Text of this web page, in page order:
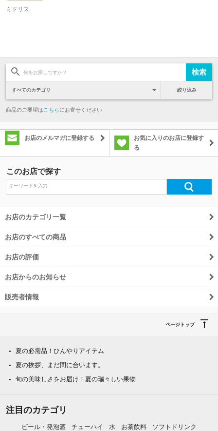
ミドリス
絞り込み
商品のご要望は こちらにお寄せください
お店のメルマガに登録する
お気に入りのお店に登録す
る
このお店で探す
お店のカテゴリ一覧
お店のすべての商品
お店の評価
お店からのお知らせ
販売者情報
ページトップ
夏の必需品！ひんやりアイテム
夏の挨拶、まだ間に合います。
旬の美味しさをお届け！夏の瑞々しい果物
注目のカテゴリ
ビール・発泡酒 チューハイ 水 お茶飲料 ソフトドリンク